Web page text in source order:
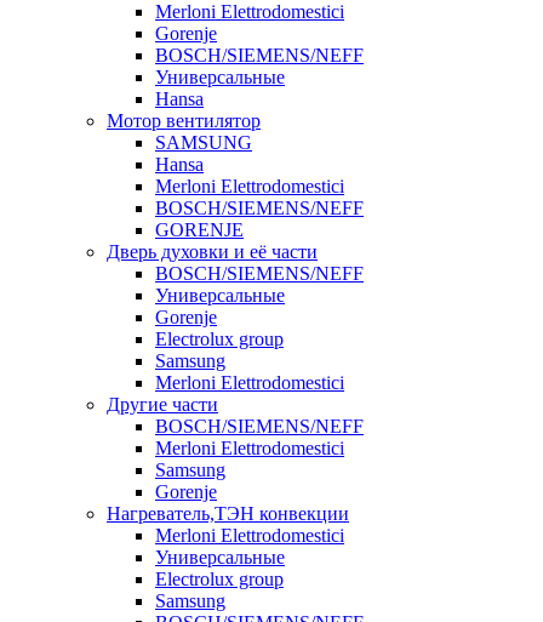
Merloni Elettrodomestici
Gorenje
BOSCH/SIEMENS/NEFF
Универсальные
Hansa
Мотор вентилятор
SAMSUNG
Hansa
Merloni Elettrodomestici
BOSCH/SIEMENS/NEFF
GORENJE
Дверь духовки и её части
BOSCH/SIEMENS/NEFF
Универсальные
Gorenje
Electrolux group
Samsung
Merloni Elettrodomestici
Другие части
BOSCH/SIEMENS/NEFF
Merloni Elettrodomestici
Samsung
Gorenje
Нагреватель,ТЭН конвекции
Merloni Elettrodomestici
Универсальные
Electrolux group
Samsung